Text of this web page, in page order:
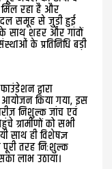
मिल रहा है और
समूह से जुड़ी हुई
के साथ शहर और गांवों
के प्रतिनिधि बड़ी
द्वारा
आयोजन किया गया, इस
निशुल्क जांच एवं
ग्रामीणों को सभी
साथ ही विशेषज्ञ
पूरी तरह निःशुल्क
लाभ उठाया।